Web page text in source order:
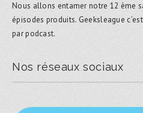
Nous allons entamer notre 12 ème
épisodes produits. Geeksleague
par podcast.
Nos réseaux sociaux